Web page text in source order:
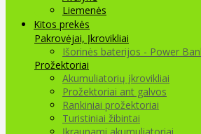
Liemenės
Kitos prekės
Pakrovėjai, Įkrovikliai
Išorinės baterijos - Power
Prožektoriai
Akumuliatorių įkrovikliai
Prožektoriai ant galvos
Rankiniai prožektoriai
Turistiniai žibintai
Įkraunami akumuliatoriai